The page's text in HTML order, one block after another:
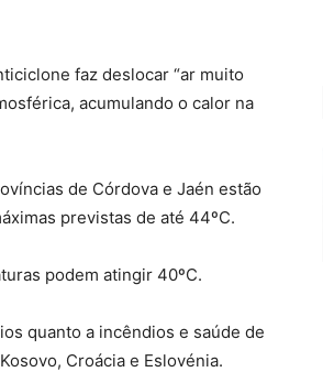
faz deslocar “ar muito
acumulando o calor na
de Córdova e Jaén estão
previstas de até 44ºC.
podem atingir 40ºC.
quanto a incêndios e saúde de
Croácia e Eslovénia.